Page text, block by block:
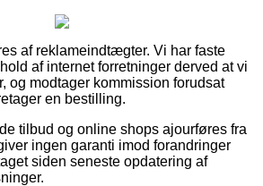
af reklameindtægter. Vi har faste
af internet forretninger derved at vi
og modtager kommission forudsat
en bestilling.
tilbud og online shops ajourføres fra
ingen garanti imod forandringer
siden seneste opdatering af